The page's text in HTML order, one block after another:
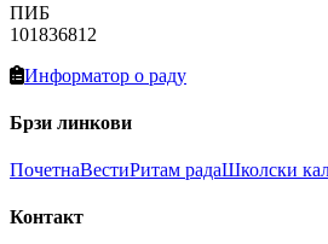
ПИБ
101836812
Информатор о раду
Брзи линкови
ПочетнаВестиРитам радаШколски
Контакт